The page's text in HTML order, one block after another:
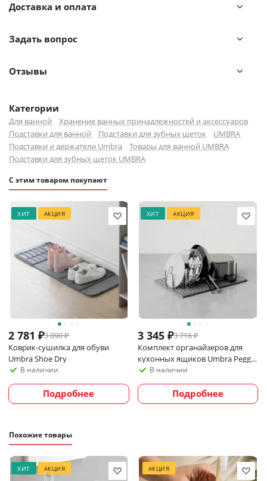
Стакан для зубных щеток, который подойдет для
канцелярских принадлежностей, товаров для
Будет актуально смотреться не только в ванной
Необычный графитовый оттенок создаст яркий
акцент в декоре помещения.
Поверхность напоминает текстуру крупной гальки.
уникальный дизайн стакана.
Входит в коллекцию аксессуаров для ванной вместе
с диспенсером, мыльницей, органайзерами и
подставкой для телефона.
Уход и использование:
Промойте под проточной водой, вытрите сухой
тканью.
Доставка и оплата
Задать вопрос
Отзывы
Категории
Для ванной
Хранение ванных принадлежностей и аксессуаров
Подставки для ванной
Подставки для зубных щеток
UMBRA
Подставки и держатели Umbra
Товары для ванной UMBRA
Подставки для зубных щеток UMBRA
С этим товаром покупают
ХИТ АКЦИЯ
2 781 ₽3 090₽
Коврик-сушилка для обуви
Umbra Shoe Dry
В наличии
Подробнее
ХИТ АКЦИЯ
3 345₽3 716₽
Комплект органайзеров для
кухонных ящиков Umbra Peggy,
серыйВ наличии
Подробнее
Похожие товары
ХИТ АКЦИЯ АКЦИЯ